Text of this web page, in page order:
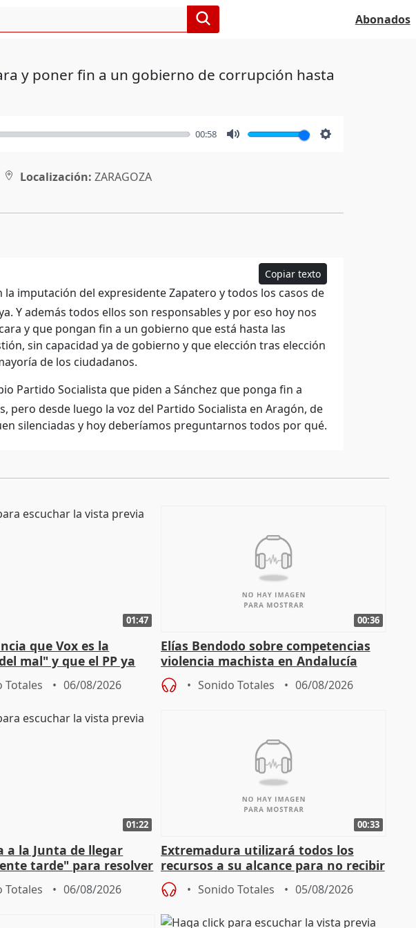
Abonados
y poner fin a un gobierno de corrupción hasta
00:58
Localización: ZARAGOZA
Copiar texto
la imputación del expresidente Zapatero y todos los casos de
Y además todos ellos son responsables y por eso hoy nos
y que pongan fin a un gobierno que está hasta las
sin capacidad ya de gobierno y que elección tras elección
de los ciudadanos.
Partido Socialista que piden a Sánchez que ponga fin a
pero desde luego la voz del Partido Socialista en Aragón, de
silenciadas y hoy deberíamos preguntarnos todos por qué.
01:47
que Vox es la
mal" y que el PP ya
sus tesis
Totales 06/08/2026
00:36
Elías Bendodo sobre competencias
violencia machista en Andalucía
Sonido Totales 06/08/2026
01:22
a la Junta de llegar
tarde" para resolver
Newcastle
Totales 06/08/2026
00:33
Extremadura utilizará todos los
recursos a su alcance para no recibir
más menores migrantes
Sonido Totales 05/08/2026